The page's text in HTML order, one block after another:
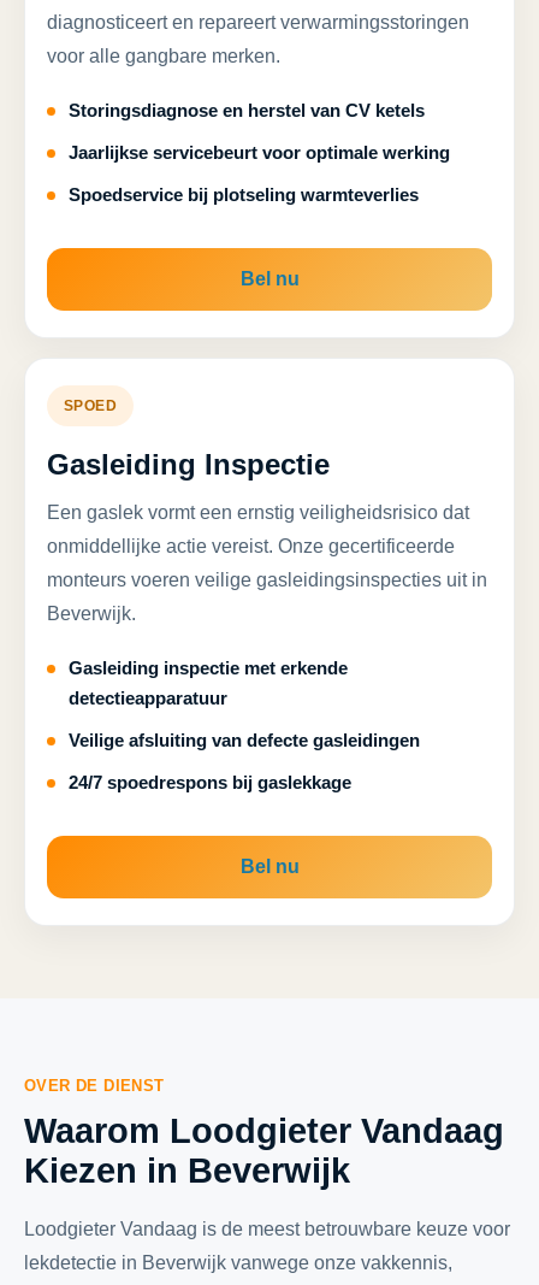
diagnosticeert en repareert verwarmingsstoringen
voor alle gangbare merken.
Storingsdiagnose en herstel van CV ketels
Jaarlijkse servicebeurt voor optimale werking
Spoedservice bij plotseling warmteverlies
Bel nu
SPOED
Gasleiding Inspectie
Een gaslek vormt een ernstig veiligheidsrisico dat
onmiddellijke actie vereist. Onze gecertificeerde
monteurs voeren veilige gasleidingsinspecties uit in
Beverwijk.
Gasleiding inspectie met erkende
detectieapparatuur
Veilige afsluiting van defecte gasleidingen
24/7 spoedrespons bij gaslekkage
Bel nu
OVER DE DIENST
Waarom Loodgieter Vandaag
Kiezen in Beverwijk
Loodgieter Vandaag is de meest betrouwbare keuze voor
lekdetectie in Beverwijk vanwege onze vakkennis,